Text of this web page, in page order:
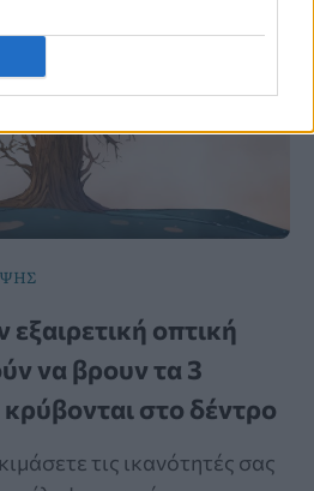
οπτική
να βρουν τα 3
στο δέντρο
τις ικανότητές σας